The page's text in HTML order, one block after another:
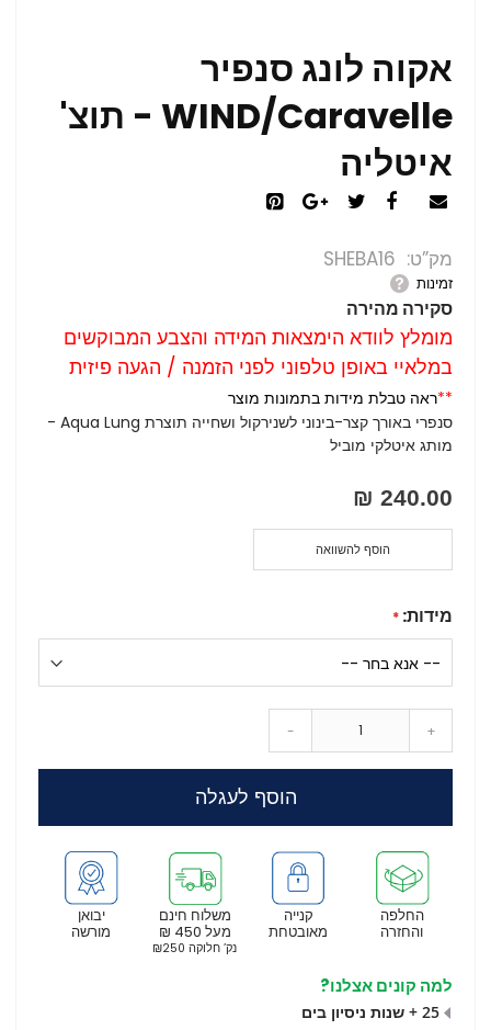
אקוה לונג סנפיר
WIND/Caravelle - תוצ'
איטליה
מק”ט SHEBA16
זמינות
סקירה מהירה
מומלץ לוודא הימצאות המידה והצבע המבוקשים
במלאיי באופן טלפוני לפני הזמנה / הגעה פיזית
**ראה טבלת מידות בתמונות מוצר
סנפרי באורך קצר-בינוני לשנירקול ושחייה תוצרת Aqua Lung -
מותג איטלקי מוביל
240.00 ₪
מידות:
- +
הוסף לעגלה
הוסף להשוואה
יבואן
מורשה
משלוח חינם
מעל 450 ₪
נק’ חלוקה ₪250
קנייה
מאובטחת
החלפה
והחזרה
למה קונים אצלנו?
25 + שנות ניסיון בים